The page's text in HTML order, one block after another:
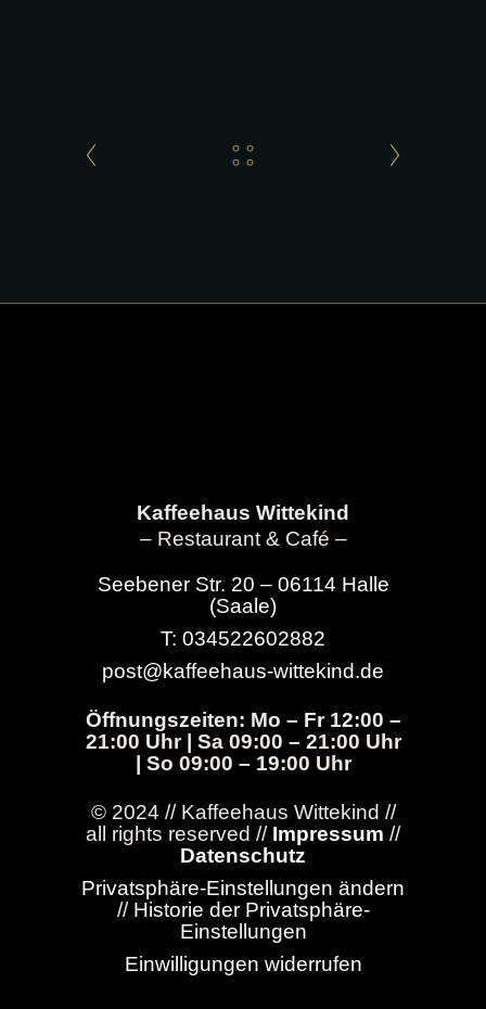
Kaffeehaus Wittekind
– Restaurant & Café –
Seebener Str. 20 – 06114 Halle
(Saale)
T: 034522602882
post@kaffeehaus-wittekind.de
Öffnungszeiten: Mo – Fr 12:00 –
21:00 Uhr | Sa 09:00 – 21:00 Uhr
| So 09:00 – 19:00 Uhr
© 2024 // Kaffeehaus Wittekind //
all rights reserved // Impressum //
Datenschutz
Privatsphäre-Einstellungen ändern
// Historie der Privatsphäre-
Einstellungen
Einwilligungen widerrufen